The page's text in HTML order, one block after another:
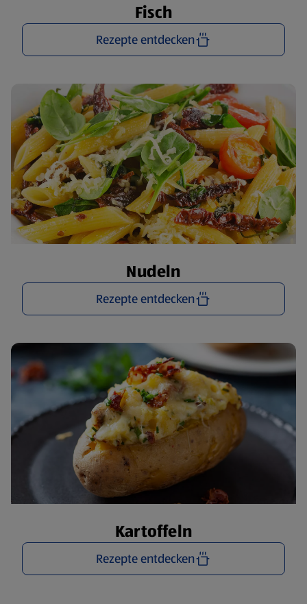
Fisch
Rezepte entdecken
Nudeln
Rezepte entdecken
Kartoffeln
Rezepte entdecken